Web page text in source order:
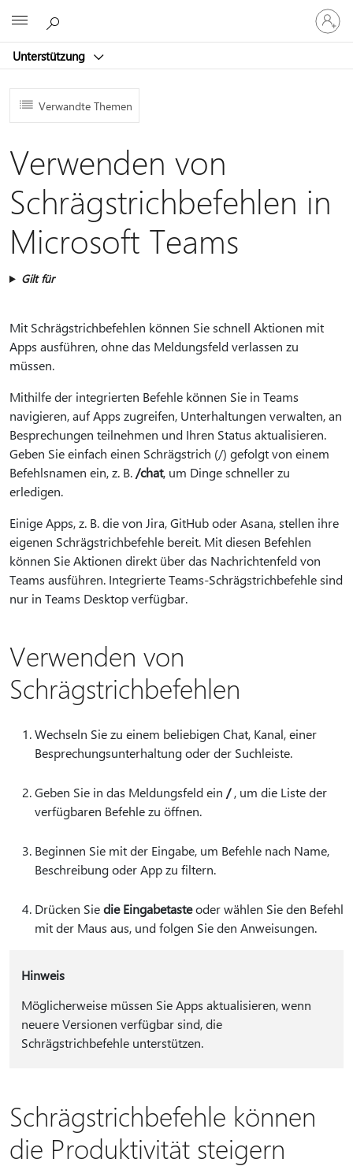
Unterstützung
Bei
Ihrem
Konto
Verwandte Themen
Verwenden von
Schrägstrichbefehlen in
Microsoft Teams
Gilt für
Mit Schrägstrichbefehlen können Sie schnell Aktionen mit
Apps ausführen, ohne das Meldungsfeld verlassen zu
müssen.
Mithilfe der integrierten Befehle können Sie in Teams
navigieren, auf Apps zugreifen, Unterhaltungen verwalten, an
Besprechungen teilnehmen und Ihren Status aktualisieren.
Geben Sie einfach einen Schrägstrich (/) gefolgt von einem
Befehlsnamen ein, z. B. /chat, um Dinge schneller zu
erledigen.
Einige Apps, z. B. die von Jira, GitHub oder Asana, stellen ihre
eigenen Schrägstrichbefehle bereit. Mit diesen Befehlen
können Sie Aktionen direkt über das Nachrichtenfeld von
Teams ausführen. Integrierte Teams-Schrägstrichbefehle sind
nur in Teams Desktop verfügbar.
Verwenden von
Schrägstrichbefehlen
Wechseln Sie zu einem beliebigen Chat, Kanal, einer
Besprechungsunterhaltung oder der Suchleiste.
Geben Sie in das Meldungsfeld ein /, um die Liste der
verfügbaren Befehle zu öffnen.
Beginnen Sie mit der Eingabe, um Befehle nach Name,
Beschreibung oder App zu filtern.
Drücken Siedie Eingabetasteoder wählen Sie den Befehl
mit der Maus aus, und folgen Sie den Anweisungen.
Hinweis
Möglicherweise müssen Sie Apps aktualisieren, wenn
neuere Versionen verfügbar sind, die
Schrägstrichbefehle unterstützen.
Schrägstrichbefehle können
die Produktivität steigern